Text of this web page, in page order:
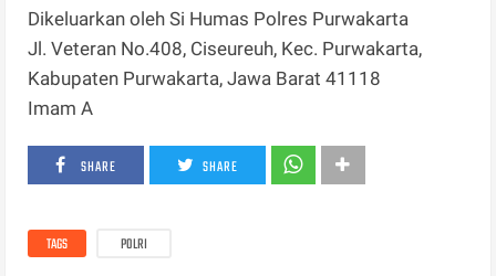
Dikeluarkan oleh Si Humas Polres Purwakarta
Jl. Veteran No.408, Ciseureuh, Kec. Purwakarta,
Kabupaten Purwakarta, Jawa Barat 41118
Imam A
SHARE SHARE
TAGS POLRI